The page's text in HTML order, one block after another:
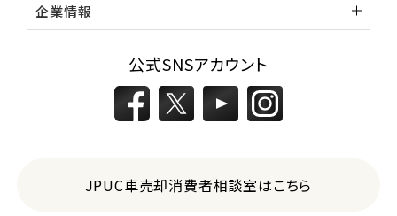
ハリアー
トヨタ
ランドクルーザー
企業情報
公式SNSアカウント
JPUC車売却消費者相談室はこちら